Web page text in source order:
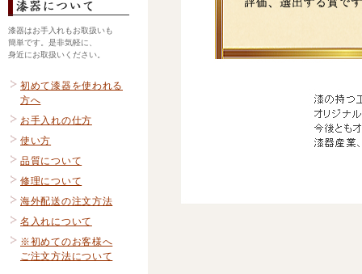
漆器はお手入れもお取扱いも
簡単です。是非気軽に、
身近にお取扱いください。
初めて漆器を使われる
方へ
お手入れの仕方
使い方
品質について
修理について
海外配送の注文方法
名入れについて
※初めてのお客様へ
ご注文方法について